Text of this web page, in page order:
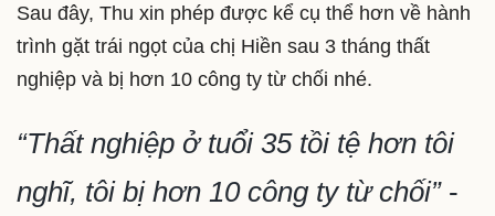
Sau đây, Thu xin phép được kể cụ thể hơn về hành
trình gặt trái ngọt của chị Hiền sau 3 tháng thất
nghiệp và bị hơn 10 công ty từ chối nhé.
“Thất nghiệp ở tuổi 35 tồi tệ hơn tôi
nghĩ, tôi bị hơn 10 công ty từ chối”-